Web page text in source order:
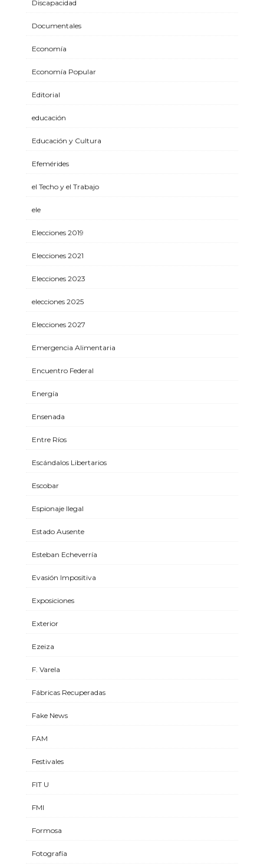
Discapacidad
Documentales
Economía
Economía Popular
Editorial
educación
Educación y Cultura
Efemérides
el Techo y el Trabajo
ele
Elecciones 2019
Elecciones 2021
Elecciones 2023
elecciones 2025
Elecciones 2027
Emergencia Alimentaria
Encuentro Federal
Energía
Ensenada
Entre Ríos
Escándalos Libertarios
Escobar
Espionaje Ilegal
Estado Ausente
Esteban Echeverría
Evasión Impositiva
Exposiciones
Exterior
Ezeiza
F. Varela
Fábricas Recuperadas
Fake News
FAM
Festivales
FIT U
FMI
Formosa
Fotografía